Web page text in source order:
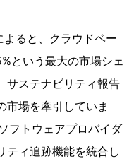
ると、クラウドベー
という最大の市場シェ
サステナビリティ報告
市場を牽引していま
フトウェアプロバイダ
ティ追跡機能を統合し